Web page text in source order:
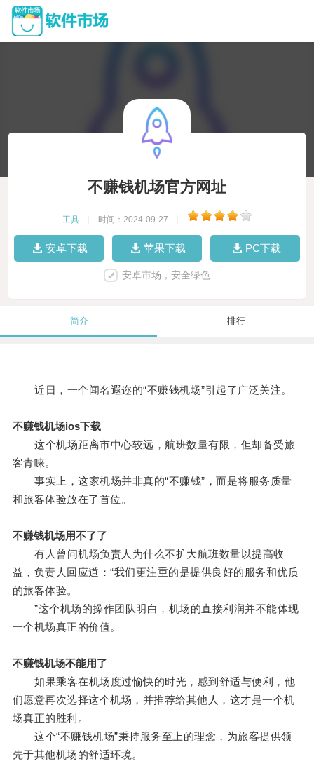
不赚钱机场官方网址
工具 时间：2024-09-27
安卓下载 苹果下载 PC下载
安卓市场，安全绿色
简介 排行
近日，一个闻名遐迩的“不赚钱机场”引起了广泛关注。
不赚钱机场ios下载
这个机场距离市中心较远，航班数量有限，但却备受旅
客青睐。
事实上，这家机场并非真的“不赚钱”，而是将服务质量
和旅客体验放在了首位。
不赚钱机场用不了了
有人曾问机场负责人为什么不扩大航班数量以提高收
益，负责人回应道：“我们更注重的是提供良好的服务和优质
的旅客体验。
”这个机场的操作团队明白，机场的直接利润并不能体现
一个机场真正的价值。
不赚钱机场不能用了
如果乘客在机场度过愉快的时光，感到舒适与便利，他
们愿意再次选择这个机场，并推荐给其他人，这才是一个机
场真正的胜利。
这个“不赚钱机场”秉持服务至上的理念，为旅客提供领
先于其他机场的舒适环境。